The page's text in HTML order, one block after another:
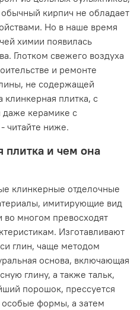
кирпич не обладает
Но в наше время
химии появилась
Глотком свежего воздуха
и ремонте
не содержащей
клинкерная плитка, с
даже керамике с
читайте ниже.
плитка и чем она
клинкерные отделочные
имитирующие вид
во многом превосходят
Изготавливают
глин, чаще методом
основа, включающая
глину, а также тальк,
порошок, прессуется
особые формы, а затем